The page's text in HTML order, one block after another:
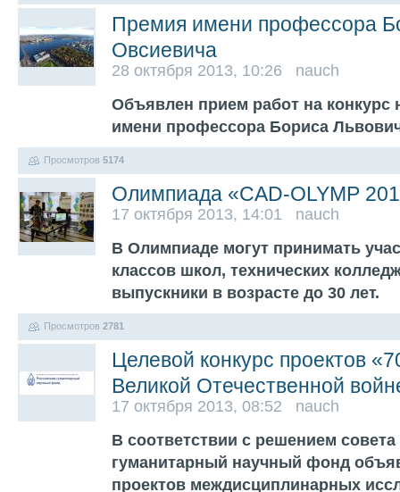
Премия имени профессора
Овсиевича
28 октября 2013, 10:26 nauch
Объявлен прием работ на конкурс
имени профессора Бориса
Просмотров 5174
Олимпиада «CAD-OLYMP
17 октября 2013, 14:01 nauch
В Олимпиаде могут принимать
классов школ, технических
выпускники в возрасте до 30 лет.
Просмотров 2781
Целевой конкурс проектов
Великой Отечественной
17 октября 2013, 08:52 nauch
В соответствии с решением
гуманитарный научный фонд
проектов междисциплинарных